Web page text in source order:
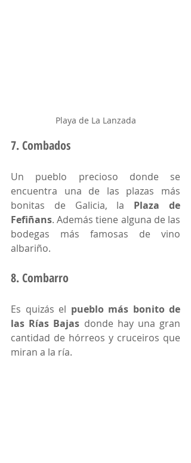
Playa de La Lanzada
7. Combados
Un pueblo precioso donde se
encuentra una de las plazas más
bonitas de Galicia, la Plaza de
Fefiñans. Además tiene alguna de las
bodegas más famosas de vino
albariño.
8. Combarro
Es quizás el pueblo más bonito de
las Rías Bajas donde hay una gran
cantidad de hórreos y cruceiros que
miran a la ría.